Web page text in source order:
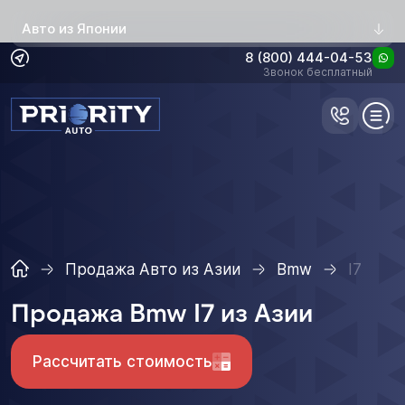
Авто из Японии
8 (800) 444-04-53
Звонок бесплатный
Продажа Авто из Азии Bmw I7
Продажа Bmw I7 из Азии
Рассчитать стоимость